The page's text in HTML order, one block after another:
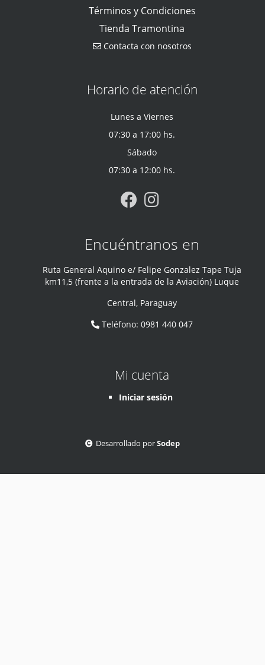
Términos y Condiciones
Tienda Tramontina
Contacta con nosotros
Horario de atención
Lunes a Viernes
07:30 a 17:00 hs.
Sábado
07:30 a 12:00 hs.
Encuéntranos en
Ruta General Aquino e/ Felipe Gonzalez Tape Tuja
km11,5 (frente a la entrada de la Aviación) Luque
Central, Paraguay
Teléfono:0981 440 047
Mi cuenta
Iniciar sesión
Desarrollado porSodep